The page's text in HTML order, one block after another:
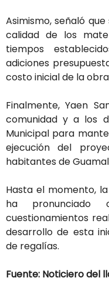
Asimismo, señaló
calidad de los
tiempos
adiciones
costo inicial de la
Finalmente, Yaen
comunidad y a los
Municipal para
ejecución del
habitantes de
Hasta el momento,
ha pronunciado
cuestionamientos
desarrollo de esta
de regalías.
Fuente: Noticiero del